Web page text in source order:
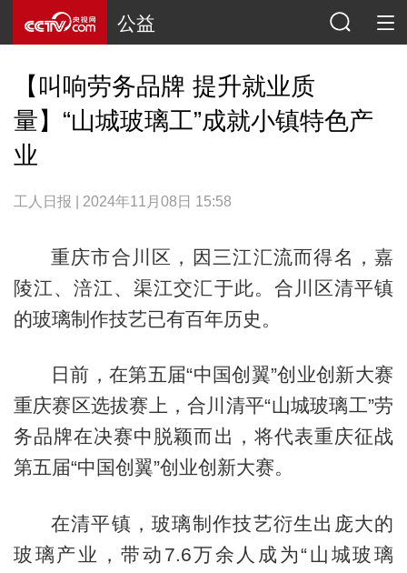
公益
【叫响劳务品牌 提升就业质
量】“山城玻璃工”成就小镇特色产
业
工人日报 | 2024年11月08日 15:58
重庆市合川区，因三江汇流而得名，嘉
陵江、涪江、渠江交汇于此。合川区清平镇
的玻璃制作技艺已有百年历史。
日前，在第五届“中国创翼”创业创新大赛
重庆赛区选拔赛上，合川清平“山城玻璃工”劳
务品牌在决赛中脱颖而出，将代表重庆征战
第五届“中国创翼”创业创新大赛。
在清平镇，玻璃制作技艺衍生出庞大的
玻璃产业，带动7.6万余人成为“山城玻璃